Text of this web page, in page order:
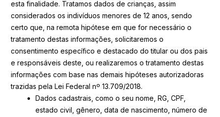
esta finalidade. Tratamos dados de crianças, assim
considerados os indivíduos menores de 12 anos, sendo
certo que, na remota hipótese em que for necessário o
tratamento destas informações, solicitaremos o
consentimento específico e destacado do titular ou dos pais
e responsáveis deste, ou realizaremos o tratamento destas
informações com base nas demais hipóteses autorizadoras
trazidas pela Lei Federal nº 13.709/2018.
Dados cadastrais, como o seu nome, RG, CPF,
estado civil, gênero, data de nascimento, número de